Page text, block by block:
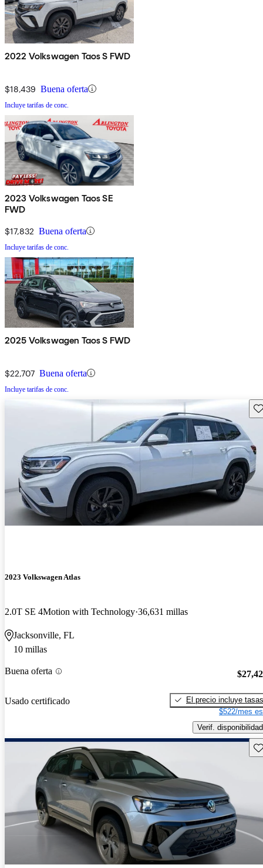
2022 Volkswagen Taos S FWD
$18,439 Buena oferta
Incluye tarifas de conc.
2023 Volkswagen Taos SE
FWD
$17,832 Buena oferta
Incluye tarifas de conc.
2025 Volkswagen Taos S FWD
$22,707 Buena oferta
Incluye tarifas de conc.
2023 Volkswagen Atlas
2.0T SE 4Motion with Technology 36,631 millas
Jacksonville, FL
10 millas
Buena oferta
Usado certificado
El precio incluye tasas
$522/mes
Verif. disponibilidad